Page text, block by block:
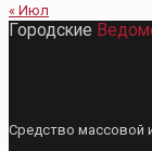
« Июл
Городские
Средство массовой